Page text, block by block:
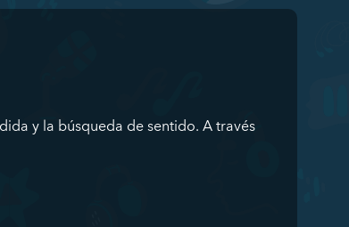
y la búsqueda de sentido. A través